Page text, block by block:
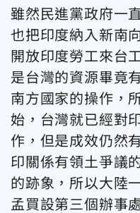
雖然民進黨政府一
也把印度納入新南
開放印度勞工來台
是台灣的資源畢竟
南方國家的操作，
始，台灣就已經對
作，但是成效仍然
印關係有領土爭議
的跡象，所以大陸
孟買設第三個辦事